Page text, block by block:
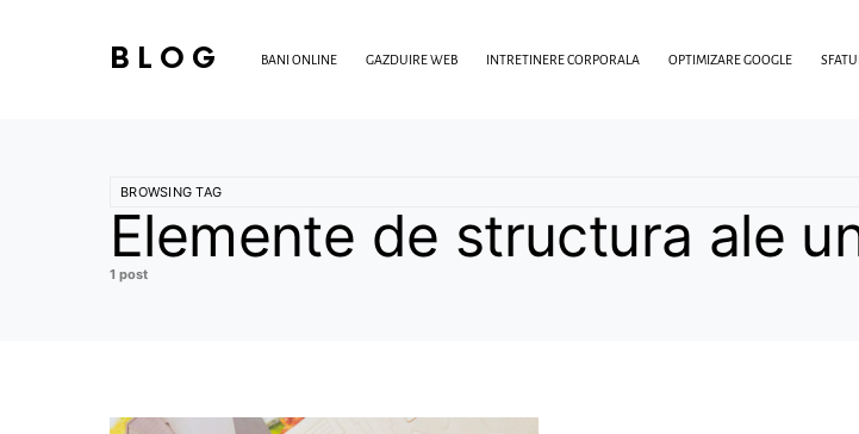
BLOG BANI ONLINE GAZDUIRE WEB INTRETINERE CORPORALA OPTIMIZARE GOOGLE
BROWSING TAG
Elemente de structura ale
1 post